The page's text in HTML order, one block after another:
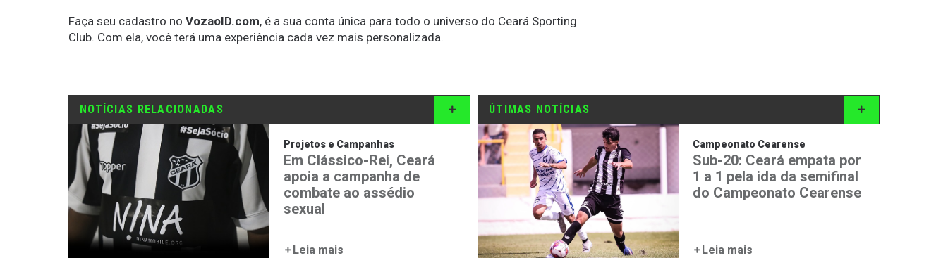
Faça seu cadastro no VozaoID.com, é a sua conta única para todo o universo do Ceará Sporting
Club. Com ela, você terá uma experiência cada vez mais personalizada.
NOTÍCIAS RELACIONADAS
Projetos e Campanhas
Em Clássico-Rei, Ceará
apoia a campanha de
combate ao assédio
sexual
Leia mais
ÚTIMAS NOTÍCIAS
Campeonato Cearense
Sub-20: Ceará empata por
1 a 1 pela ida da semifinal
do Campeonato Cearense
Leia mais